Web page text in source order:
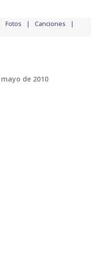
Fotos Canciones
de 2010